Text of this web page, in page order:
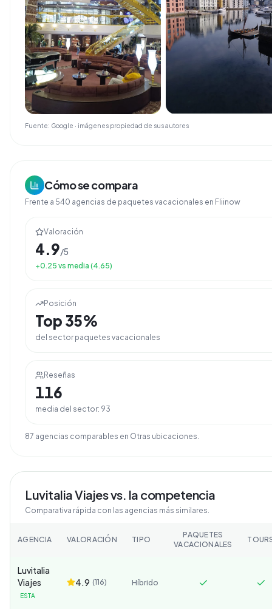
Fuente: Google · imágenes propiedad de sus autores
Cómo se compara
Frente a 540 agencias de paquetes vacacionales en Fliinow
Valoración
4.9/5
+0.25 vs media (4.65)
Posición
Top 35%
del sector paquetes vacacionales
Reseñas
116
media del sector: 93
87 agencias comparables en Otras ubicaciones.
Luvitalia Viajesvs. la competencia
Comparativa rápida con las agencias más similares.
AGENCIA VALORACIÓN TIPO
PAQUETES
VACACIONALES
Luvitalia
Viajes
ESTA
4.9 (116) Híbrido